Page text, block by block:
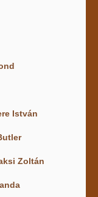
István
Zoltán